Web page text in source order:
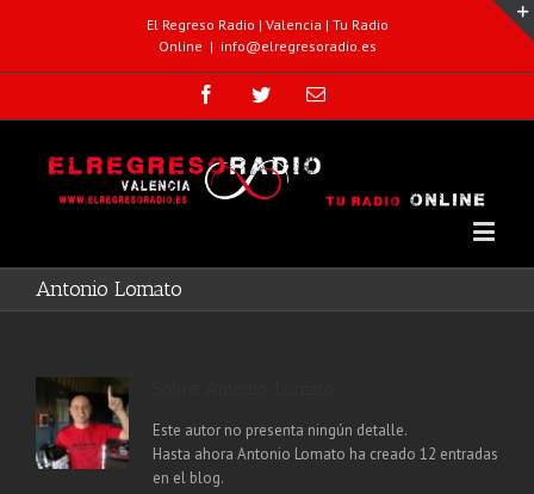
El Regreso Radio | Valencia | Tu Radio
Online | info@elregresoradio.es
Antonio Lomato
Este autor no presenta ningún detalle.
Hasta ahora Antonio Lomato ha creado 12 entradas
en el blog.